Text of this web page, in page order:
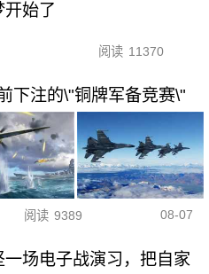
开始了
阅读 11370
下注的\"铜牌军备竞赛\"
阅读 9389 08-07
一场电子战演习，把自家